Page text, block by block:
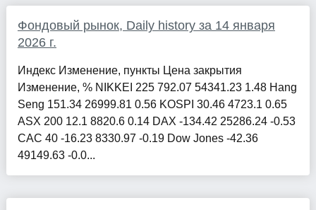
Фондовый рынок, Daily history за 14 января
2026 г.
Индекс Изменение, пункты Цена закрытия
Изменение, % NIKKEI 225 792.07 54341.23 1.48 Hang
Seng 151.34 26999.81 0.56 KOSPI 30.46 4723.1 0.65
ASX 200 12.1 8820.6 0.14 DAX -134.42 25286.24 -0.53
CAC 40 -16.23 8330.97 -0.19 Dow Jones -42.36
49149.63 -0.0...